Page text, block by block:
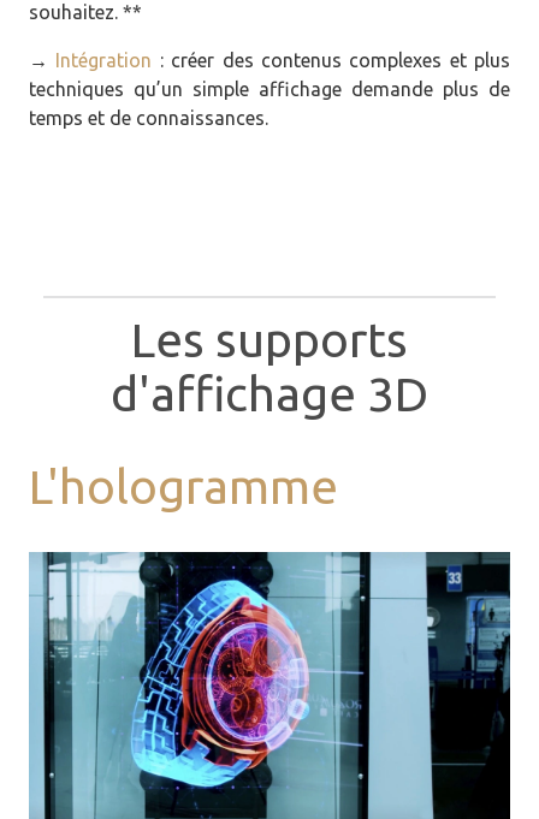
souhaitez. **
→ Intégration : créer des contenus complexes et plus
techniques qu’un simple affichage demande plus de
temps et de connaissances.
Les supports
d'affichage 3D
L'hologramme